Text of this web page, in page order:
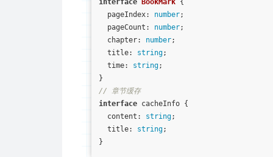
pageIndex: number;
pageCount : number;
chapter: number;
title: string;
time: string;
// 章节缓存
interface cacheInfo {
content : string;
title: string;